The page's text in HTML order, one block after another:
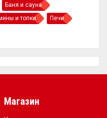
Баня и сауна
и топки
Печи
Магазин